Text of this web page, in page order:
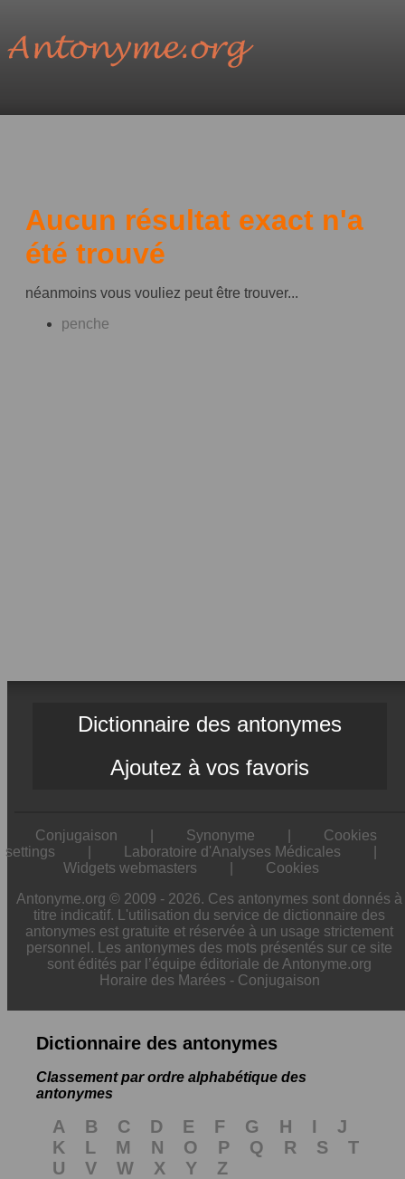
Aucun résultat exact n'a
été trouvé
néanmoins vous vouliez peut être trouver...
penche
Dictionnaire des antonymes
Ajoutez à vos favoris
Conjugaison Synonyme
Cookies
settings
Laboratoire d'Analyses Médicales
Widgets webmasters
Cookies
Antonyme.org © 2009 - 2026. Ces antonymes sont donnés à
titre indicatif. L'utilisation du service de dictionnaire des
antonymes est gratuite et réservée à un usage strictement
personnel. Les antonymes des mots présentés sur ce site
sont édités par l’équipe éditoriale de Antonyme.org
Horaire des Marées - Conjugaison
Dictionnaire des antonymes
Classement par ordre alphabétique des
antonymes
A B C D E F G H I
J
K
L M N O P Q R S
T
U
V W X Y
Z